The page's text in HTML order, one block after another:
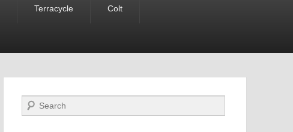
Terracycle Colt
Recherche